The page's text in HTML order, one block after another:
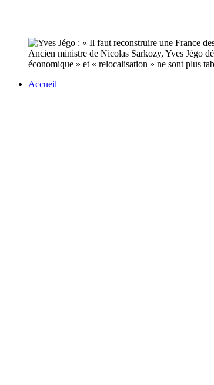
Ancien ministre de Nicolas Sarkozy, Yves Jégo
économique » et « relocalisation » ne sont plus
Accueil